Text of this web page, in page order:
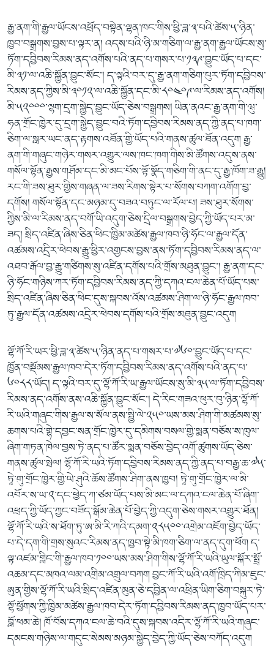
རྒྱ་ནག་གི་རྒྱལ་ཡོངས་འཕྲོད་བསྟེན་ལྷན་ཁང་གིས་ཕྱི་ཟླ་༣་པའི་ཚེས་༥་ཉིན་
ཁྱབ་བསྒྲགས་བྱས་པ་ལྟར་ན། འདས་པའི་ཉི་མ་གཅིག་ལ་རྒྱ་ནག་རྒྱལ་ཡོངས་སུ་
ཏོག་དབྱིབས་རིམས་ནད་འགོས་པའི་ནད་པ་གསར་པ་༡༣༩་བྱུང་ཡོད་པ་དང་
མི་༣༡་ལ་འཆི་སྐྱོན་བྱུང་སོང་། ད་ལྟའི་བར་དུ་རྒྱ་ནག་གཅིག་པུར་ཏོག་དབྱིབས་
རིམས་ནད་ཀྱིས་མི་༣༠༡༢་ལ་འཆི་སྐྱོན་དང་མི་༨༠༤༠༩་ལ་རིམས་ནད་འགོས།
མི་༥༢༠༠༠་ལྷག་དྲག་སྐྱེད་བྱུང་ཡོད་ཅེས་བསྒྲགས། ཡིན་ནའང་རྒྱ་ནག་གི་ཝུ་
ཧན་གྲོང་ཁྱེར་དུ་དྲག་སྐྱེད་བྱུང་བའི་ཏོག་དབྱིབས་རིམས་ནད་ཀྱི་ནད་པ་ཁག་
ཅིག་ལ་སླར་ཡང་ནད་རྟགས་འཐོན་གྱི་ཡོད་པའི་གནས་ཚུལ་ཐོན་འདུག རྒྱ་
ནག་གི་གཞུང་གཉེར་གསར་འགྱུར་ལས་ཁང་ཁག་གིས་མི་ཚོགས་འདུས་ནས་
གསོལ་སྟོན་རྒྱས་གཤོམ་དང་མི་མང་པོས་ལྟོ་སྣོད་གཅིག་གི་ནང་དུ་རྒྱ་ཁོག་ཟ་རྒྱུ།
རང་གི་ཟས་ཐུར་གྱིས་གཞན་ལ་ཟས་རིགས་སྟེར་པ་སོགས་བཀག་འགོག་བྱ་
དགོས། གསོལ་སྟོན་དང་མཉམ་དུ་བཟའ་བཏུང་ལ་རོལ་པ། ཟས་ཐུར་སོགས་
ཀྱིས་མི་ལ་རིམས་ནད་བགོ་ཡི་འདུག་ཅེས་དྲིལ་བསྒྲགས་བྱེད་ཀྱི་ཡོད་པར་མ་
ཟད། སྲིད་འཛིན་ཞིས་ཅིན་ཕིང་ཁྱིམ་མཚེས་རྒྱལ་ཁབ་ཉི་ཧོང་ལ་རྒྱལ་དོན་
འཚམས་འདྲིར་ཕེབས་རྒྱུ་ཕྱིར་འགྱངས་བྱས་ནས་ཏོག་དབྱིབས་རིམས་ནད་ལ་
འཐབ་རྒོལ་བྱ་རྒྱུ་གཙིགས་སུ་འཛིན་དགོས་པའི་གྲོས་མཐུན་བྱུང་། རྒྱ་ནག་དང་
ཉི་ཧོང་གཉིས་ཀར་ཏོག་དབྱིབས་རིམས་ནད་ཀྱི་དཀའ་ངལ་ཆེན་པོ་ཡོད་པས་
སྲིད་འཛིན་ཞིས་ཅིན་ཕིང་དུས་སྐབས་འོས་འཚམས་ཤིག་ལ་ཉི་ཧོང་རྒྱལ་ཁབ་
ཏུ་རྒྱལ་དོན་འཚམས་འདྲིར་ཕེབས་དགོས་པའི་གྲོས་མཐུན་བྱུང་འདུག
ལྷོ་ཀོ་རི་ཡར་ཕྱི་ཟླ་༣་ཚེས་༥་ཉིན་ནད་པ་གསར་པ་༧༦༠་བྱུང་ཡོད་པ་དང་
ཁྱོན་བསྡོམས་རྒྱལ་ཁབ་དེར་ཏོག་དབྱིབས་རིམས་ནད་འགོས་པའི་ནད་པ་
༦༠༨༨་ཡོད། ད་ལྟའི་བར་དུ་ལྷོ་ཀོ་རི་ཡ་རྒྱལ་ཡོངས་སུ་མི་༣༥་ལ་ཏོག་དབྱིབས་
རིམས་ནད་འགོས་ནས་འཆི་སྐྱོན་བྱུང་སོང་། དེ་རིང་གཟའ་ཕུར་བུ་ཉིན་ལྷོ་ཀོ་
རི་ཡའི་གཞུང་གིས་རྒྱལ་ས་སོལ་ནས་སྤྱི་ལེ་༢༥༠་ཡས་མས་ཤིག་གི་མཚམས་སུ་
ཆགས་པའི་གྷེ་དབྱང་སན་གྲོང་ཁྱེར་དུ་དམིགས་བསལ་གྱི་སྨན་བཅོས་ས་ཁུལ་
ཞིག་གཏན་ཁེལ་བྱས་ཏེ་ནད་པ་ཚོར་སྨན་བཅོས་བྱེད་འགོ་ཚུགས་ཡོད་ཅེས་
གནས་ཚུལ་སྤེལ། ལྷོ་ཀོ་རི་ཡའི་ཏོག་དབྱིབས་རིམས་ནད་ཀྱི་ནད་པ་བརྒྱ་ཆ་༧༥་
ཏཱེ་གུ་གྲོང་ཁྱེར་གྱི་ཡེ་ཤུའི་ཆོས་ཚོགས་ཤིག་ནས་ཁྱབ། ཏཱེ་གུ་གྲོང་ཁྱེར་ལ་མི་
འབོར་ས་ཡ་༢་དང་ཕྱེད་ཀ་ཙམ་ཡོད་པས་མི་མང་ལ་དཀའ་ངལ་ཆེན་པོ་ཞིག་
འཕྲད་ཀྱི་ཡོད་ཀྱང་བཟོད་སྒོམ་ཆེན་པོ་བྱེད་ཀྱི་འདུག་ཅེས་གསར་འགྱུར་ཐོན།
ལྷོ་ཀོ་རི་ཡའི་ས་ཐོག་ཏུ་ཨ་མི་རི་ཀའི་དམག་༢༨༥༠༠་འགྲེམ་འཇོག་བྱེད་ཡོད་
པ་དེ་དག་གི་གྲས་སུའང་རིམས་ནད་ཁྱབ་སྟེ་མི་ཁག་ཅིག་ལ་ནད་དུག་ཕོག ད་
ལྟ་འཛམ་གླིང་གི་རྒྱལ་ཁབ་༡༠༠་ཡས་མས་ཤིག་གིས་ལྷོ་ཀོ་རི་ཡའི་ཡུལ་སྐོར་སྤྲོ་
འཆམ་དང་མཁའ་ལམ་འགྲིམ་འགྲུལ་བཀག བྱང་ཀོ་རི་ཡའི་འགོ་ཁྲིད་ཀིམ་ཇུང་
ཨུན་གྱིས་ལྷོ་ཀོ་རི་ཡའི་སྲིད་འཛིན་མུན་ཅེ་དབྱིན་ལ་འཕྲིན་ཡིག་ཅིག་བསྐུར་ཏེ་
ལྷོ་ཕྱོགས་ཀྱི་ཁྱིམ་མཚེས་རྒྱལ་ཁབ་དེར་ཏོག་དབྱིབས་རིམས་ནད་ཁྱབ་ཡོད་པར་
བློ་ཕམ་ཆེ། ཁོ་བོས་དཀའ་ངལ་ཆེ་བའི་དུས་སྐབས་འདིར་ལྷོ་ཀོ་རི་ཡའི་གཞུང་
དམངས་གཉིས་ལ་གདུང་སེམས་མཉམ་སྐྱེད་བྱེད་ཀྱི་ཡོད་ཅེས་བཀོད་འདུག